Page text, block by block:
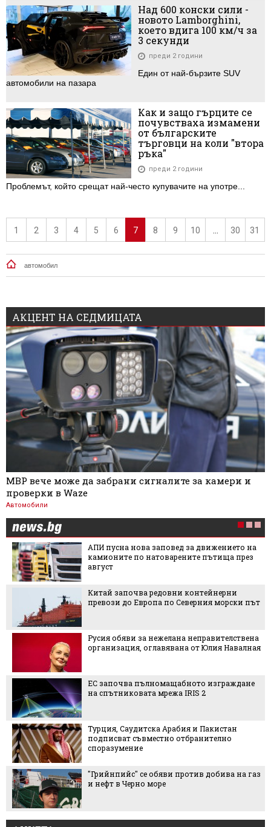
Над 600 конски сили -
новото Lamborghini,
което вдига 100 км/ч за
3 секунди
преди 2 години
Един от най-бързите SUV
автомобили на пазара
Как и защо гърците се
почувстваха измамени
от българските
търговци на коли "втора
ръка"
преди 2 години
Проблемът, който срещат най-често купувачите на употре...
1 2 3 4 5 6 7 8 9 10 30 31
автомобил
АКЦЕНТ НА СЕДМИЦАТА
МВР вече може да забрани сигналите за камери и
проверки в Waze
Автомобили
АПИ пусна нова заповед за движението на
камионите по натоварените пътища през
август
Китай започва редовни контейнерни
превози до Европа по Северния морски път
Русия обяви за нежелана неправителствена
организация, оглавявана от Юлия Навалная
ЕС започва пълномащабното изграждане
на спътниковата мрежа IRIS 2
Турция, Саудитска Арабия и Пакистан
подписват съвместно отбранително
споразумение
"Грийнпийс" се обяви против добива на газ
и нефт в Черно море